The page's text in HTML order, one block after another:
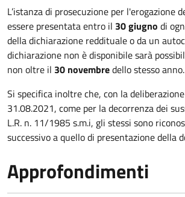
L’istanza di prosecuzione per l'erogazione
essere presentata entro il 30 giugno di
della dichiarazione reddituale o da un
dichiarazione non è disponibile sarà
non oltre il 30 novembredello stesso anno.
Si specifica inoltre che, con la
31.08.2021, come per la decorrenza dei
L.R. n. 11/1985 s.m.i, gli stessi sono
successivo a quello di presentazione della
Approfondimenti